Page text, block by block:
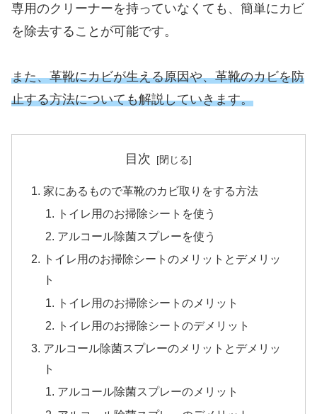
専用のクリーナーを持っていなくても、簡単にカビ
を除去することが可能です。
また、革靴にカビが生える原因や、革靴のカビを防
止する方法についても解説していきます。
目次
家にあるもので革靴のカビ取りをする方法
トイレ用のお掃除シートを使う
アルコール除菌スプレーを使う
トイレ用のお掃除シートのメリットとデメリッ
ト
トイレ用のお掃除シートのメリット
トイレ用のお掃除シートのデメリット
アルコール除菌スプレーのメリットとデメリッ
ト
アルコール除菌スプレーのメリット